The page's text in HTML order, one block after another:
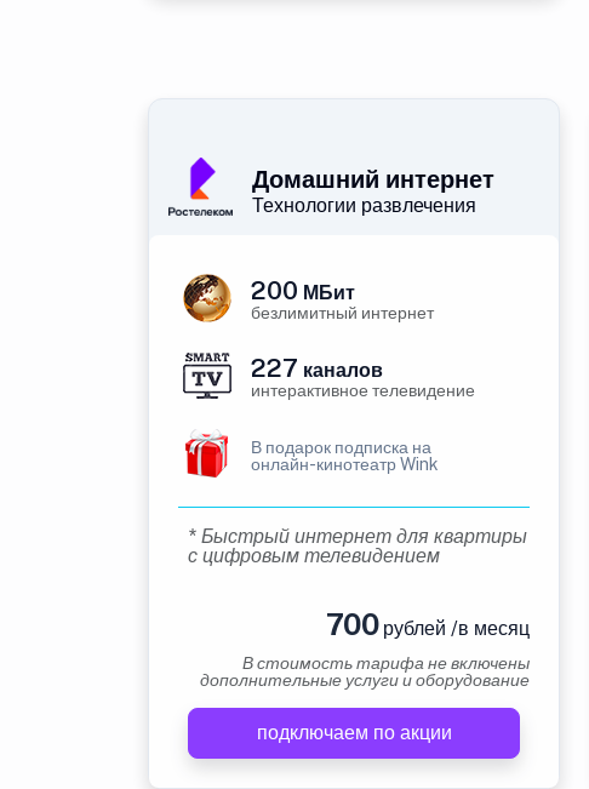
Домашний интернет
Технологии развлечения
200 МБит
безлимитный интернет
227 каналов
интерактивное телевидение
В подарок подписка на
онлайн-кинотеатр Wink
* Быстрый интернет для квартиры
с цифровым телевидением
700рублей /в месяц
В стоимость тарифа не включены
дополнительные услуги и оборудование
подключаем по акции